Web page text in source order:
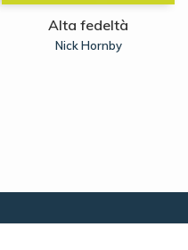
Alta fedeltà
Nick Hornby